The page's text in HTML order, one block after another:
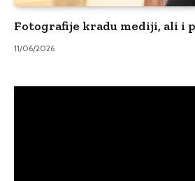
Fotografije kradu mediji, ali i
11/06/2026